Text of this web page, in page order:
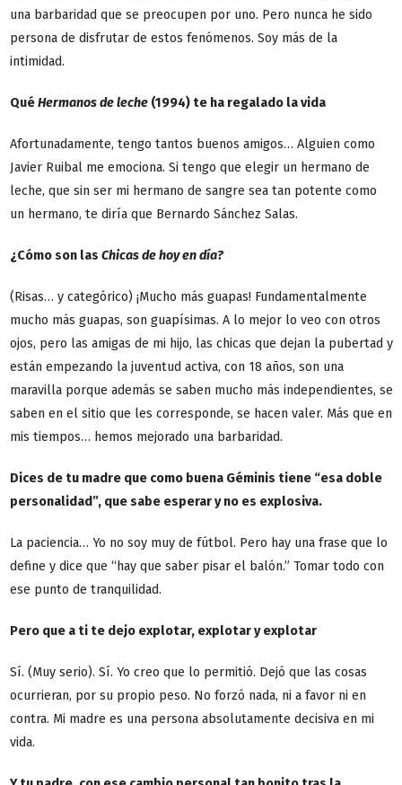
una barbaridad que se preocupen por uno. Pero nunca he sido
persona de disfrutar de estos fenómenos. Soy más de la
intimidad.
QuéHermanos de leche (1994) te ha regalado la vida
Afortunadamente, tengo tantos buenos amigos… Alguien como
Javier Ruibal me emociona. Si tengo que elegir un hermano de
leche, que sin ser mi hermano de sangre sea tan potente como
un hermano, te diría que Bernardo Sánchez Salas.
¿Cómo son las Chicas de hoy en día?
(Risas… y categórico) ¡Mucho más guapas! Fundamentalmente
mucho más guapas, son guapísimas. A lo mejor lo veo con otros
ojos, pero las amigas de mi hijo, las chicas que dejan la pubertad y
están empezando la juventud activa, con 18 años, son una
maravilla porque además se saben mucho más independientes, se
saben en el sitio que les corresponde, se hacen valer. Más que en
mis tiempos… hemos mejorado una barbaridad.
Dices de tu madre que como buena Géminis tiene “esa doble
personalidad”, que sabe esperar y no es explosiva.
La paciencia… Yo no soy muy de fútbol. Pero hay una frase que lo
define y dice que “hay que saber pisar el balón.” Tomar todo con
ese punto de tranquilidad.
Pero que a ti te dejo explotar, explotar y explotar
Sí. (Muy serio). Sí. Yo creo que lo permitió. Dejó que las cosas
ocurrieran, por su propio peso. No forzó nada, ni a favor ni en
contra. Mi madre es una persona absolutamente decisiva en mi
vida.